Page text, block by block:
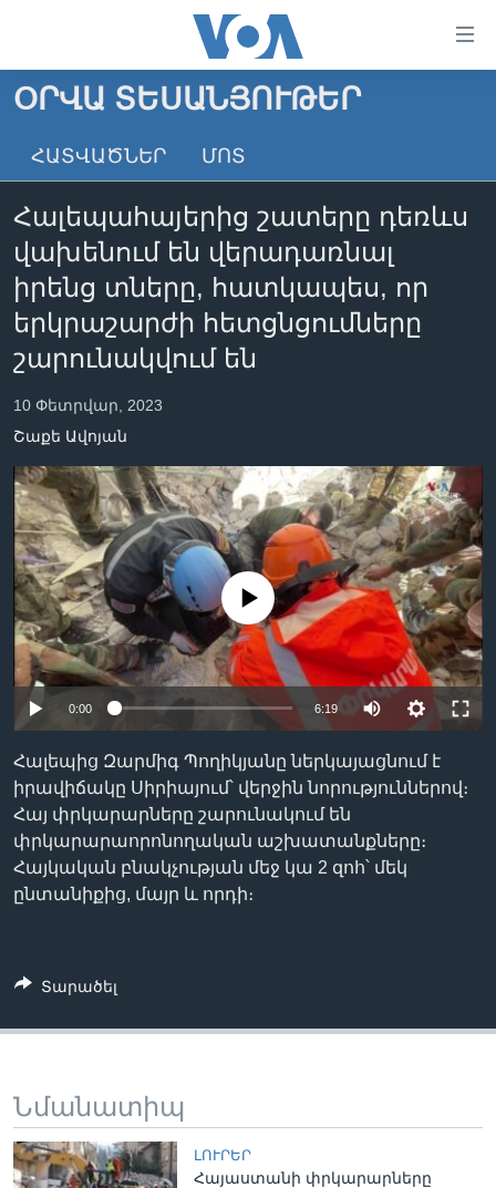
անցնել
հիմնական
անցնել
բովանդակությանը
հիմնական
բովանդակություն
ԳԼԽԱՎՈՐ ԷՋ
ԼՈՒՐԵՐ
ՏԵՍԱՆՅՈՒԹԵՐ
ՖԻԼՄԵՐ
ՖԻԼՄԵՐ
IN ENGLISH
ՄԵՐ ՄԱՍԻՆ
ՄԵՐ ՄԱՍԻՆ
«ԱՄԵՐԻԿԱՅԻ ՁԱՅՆ»-Ի ԿԱՆՈՆԱԴՐՈՒԹՅՈՒՆ
ԿԱՊ ՄԵԶ ՀԵՏ
ՈՒԿՐԱԻՆԱԿԱՆ ՊԱՏԵՐԱԶՄ
Learning English
ՀԵՏԵՒԵՔ ՄԵԶ
Լեզուներ
ՕՐՎԱ ՏԵՍԱՆՅՈՒԹԵՐ
ՀԱՏՎԱԾՆԵՐ ՄՈՏ
Հալեպահայերից շատերը դեռևս
վախենում են վերադառնալ
իրենց տները, հատկապես, որ
երկրաշարժի հետցնցումները
շարունակվում են
10 Փետրվար, 2023
Շաքե Ավոյան
No media source currently available
0:00 6:19
Հալեպից Զարմիգ Պողիկյանը ներկայացնում է
իրավիճակը Սիրիայում՝ վերջին նորություններով։
Հայ փրկարարները շարունակում են
փրկարարաորոնողական աշխատանքները։
Հայկական բնակչության մեջ կա 2 զոհ՝ մեկ
ընտանիքից, մայր և որդի։
Տարածել
Նմանատիպ
ԼՈՒՐԵՐ
Հայաստանի փրկարարները